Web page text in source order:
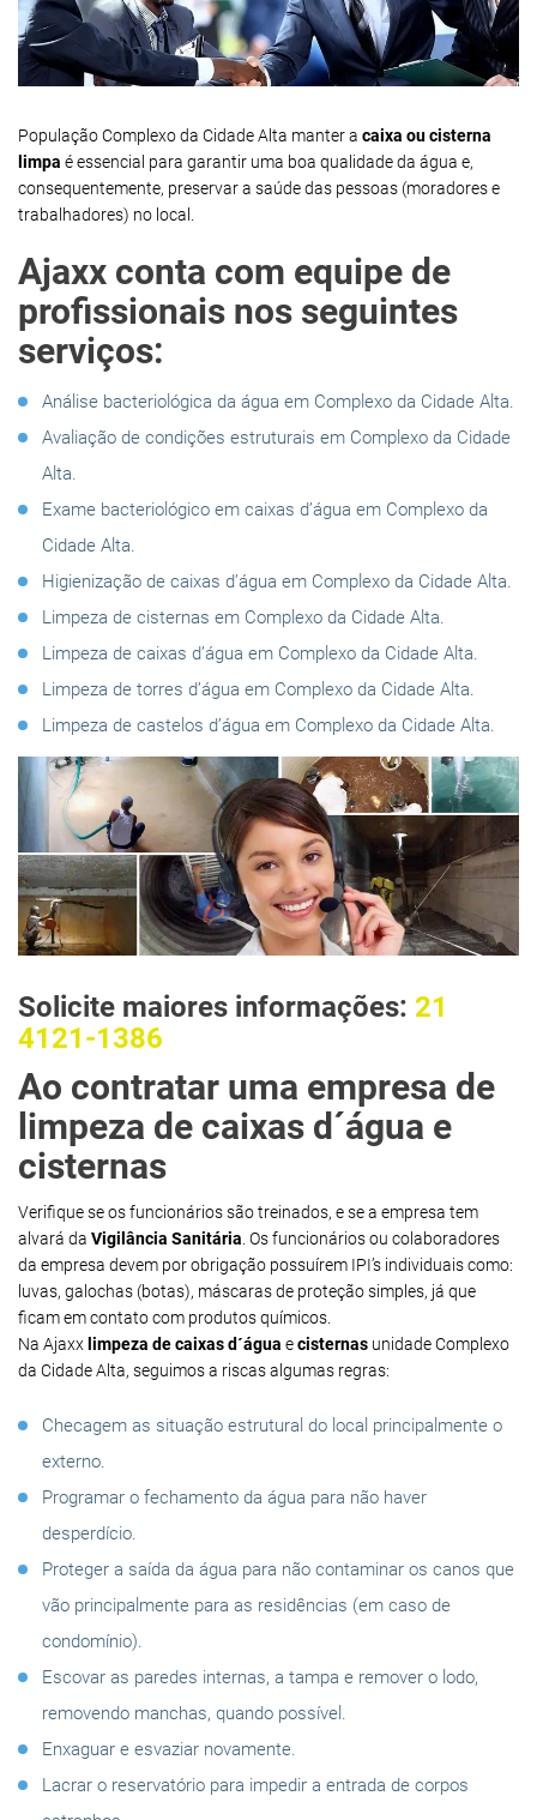
População Complexo da Cidade Alta manter a caixa ou cisterna
limpa é essencial para garantir uma boa qualidade da água e,
consequentemente, preservar a saúde das pessoas (moradores e
trabalhadores) no local.
Ajaxx conta com equipe de
profissionais nos seguintes
serviços:
Análise bacteriológica da água em Complexo da Cidade Alta.
Avaliação de condições estruturais em Complexo da Cidade
Alta.
Exame bacteriológico em caixas d’água em Complexo da
Cidade Alta.
Higienização de caixas d’água em Complexo da Cidade Alta.
Limpeza de cisternas em Complexo da Cidade Alta.
Limpeza de caixas d’água em Complexo da Cidade Alta.
Limpeza de torres d’água em Complexo da Cidade Alta.
Limpeza de castelos d’água em Complexo da Cidade Alta.
Solicite maiores informações: 21
4121-1386
Ao contratar uma empresa de
limpeza de caixas d´água e
cisternas
Verifique se os funcionários são treinados, e se a empresa tem
alvará da Vigilância Sanitária . Os funcionários ou colaboradores
da empresa devem por obrigação possuírem IPI’s individuais como:
luvas, galochas (botas), máscaras de proteção simples, já que
ficam em contato com produtos químicos.
Na Ajaxx limpeza de caixas d´água ecisternas unidade Complexo
da Cidade Alta, seguimos a riscas algumas regras:
Checagem as situação estrutural do local principalmente o
externo.
Programar o fechamento da água para não haver
desperdício.
Proteger a saída da água para não contaminar os canos que
vão principalmente para as residências (em caso de
condomínio).
Escovar as paredes internas, a tampa e remover o lodo,
removendo manchas, quando possível.
Enxaguar e esvaziar novamente.
Lacrar o reservatório para impedir a entrada de corpos